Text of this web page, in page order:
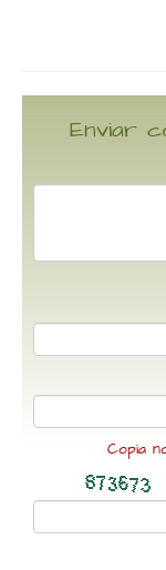
Enviar
Copia